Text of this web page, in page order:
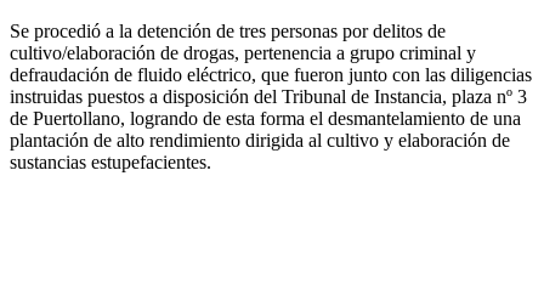
Se procedió a la detención de tres personas por delitos de
cultivo/elaboración de drogas, pertenencia a grupo criminal y
defraudación de fluido eléctrico, que fueron junto con las diligencias
instruidas puestos a disposición del Tribunal de Instancia, plaza nº 3
de Puertollano, logrando de esta forma el desmantelamiento de una
plantación de alto rendimiento dirigida al cultivo y elaboración de
sustancias estupefacientes.